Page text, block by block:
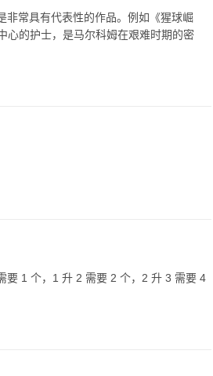
非常具有代表性的作品。例如《猩球崛
心的护士，是马尔科姆在艰难时期的密
要 1 个，1 升 2 需要 2 个，2 升 3 需要 4